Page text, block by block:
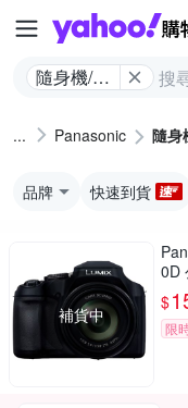
隨身機/類
Panasonic 隨身
品牌 快速到貨
補貨中
0D
$
限